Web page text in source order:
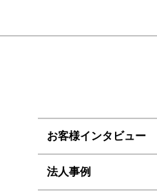
お客様インタビュー
法人事例